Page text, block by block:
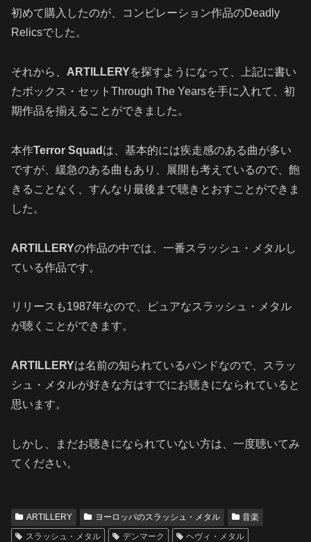
初めて購入したのが、コンピレーション作品のDeadly
Relicsでした。
それから、 ARTILLERYを探すようになって、上記に書い
たボックス・セットThrough The Yearsを手に入れて、初
期作品を揃えることができました。
本作Terror Squad は、基本的には疾走感のある曲が多い
ですが、緩急のある曲もあり、展開も考えているので、飽
きることなく、すんなり最後まで聴きとおすことができま
した。
ARTILLERYの作品の中では、一番スラッシュ・メタルし
ている作品です。
リリースも1987年なので、ピュアなスラッシュ・メタル
が聴くことができます。
ARTILLERYは名前の知られているバンドなので、スラッ
シュ・メタルが好きな方はすでにお聴きになられていると
思います。
しかし、まだお聴きになられていない方は、一度聴いてみ
てください。
ARTILLERY ヨーロッパのスラッシュ・メタル
音楽
スラッシュ・メタル
デンマーク ヘヴィ・メタル